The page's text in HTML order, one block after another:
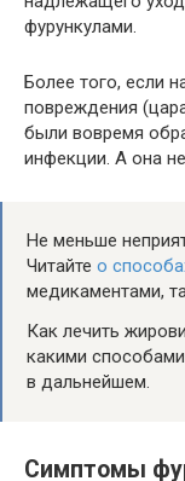
фурункулами.
Более того, если
повреждения
были вовремя
инфекции. А она
Не меньше
Читайте о
медикаментами,
Как лечить
какими
в дальнейшем.
Симптомы